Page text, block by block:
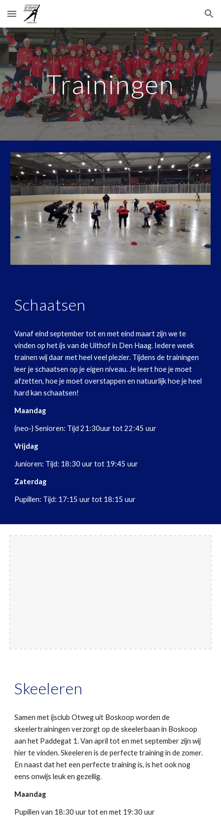
Skip to main content Skip to navigation
Trainingen
Schaatsen
Vanaf eind september tot en met eind maart zijn we te
vinden op het ijs van de Uithof in Den Haag. Iedere week
trainen wij daar met heel veel plezier. Tijdens de trainingen
leer je schaatsen op je eigen niveau. Je leert hoe je moet
afzetten, hoe je moet overstappen en natuurlijk hoe je heel
hard kan schaatsen!
Maandag
(neo-) Senioren: Tijd 21:30uur tot 22:45 uur
Vrijdag
Junioren: Tijd: 18:30 uur tot 19:45 uur
Zaterdag
Pupillen: Tijd: 17:15 uur tot 18:15 uur
Skeeleren
Samen met ijsclub Otweg uit Boskoop worden de
skeelertrainingen verzorgt op de skeelerbaan in Boskoop
aan het Paddegat 1. Van april tot en met september zijn wij
hier te vinden. Skeeleren is de perfecte training in de zomer.
En naast dat het een perfecte training is, is het ook nog
eens onwijs leuk en gezellig.
Maandag
Pupillen van 18:30 uur tot en met 19:30 uur